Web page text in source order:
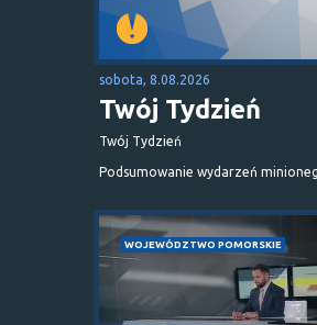
sobota, 8.08.2026
Twój Tydzień
Twój Tydzień
Podsumowanie wydarzeń
WOJEWÓDZTWO POMORSKIE